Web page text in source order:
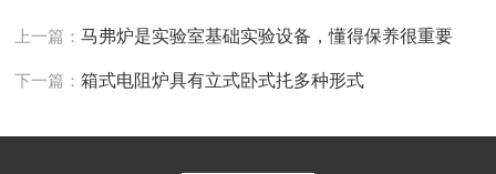
上一篇：马弗炉是实验室基础实验设备，懂得保养很重要
下一篇：箱式电阻炉具有立式卧式扥多种形式